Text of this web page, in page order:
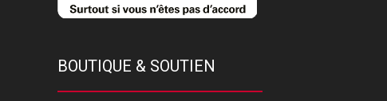
BOUTIQUE & SOUTIEN